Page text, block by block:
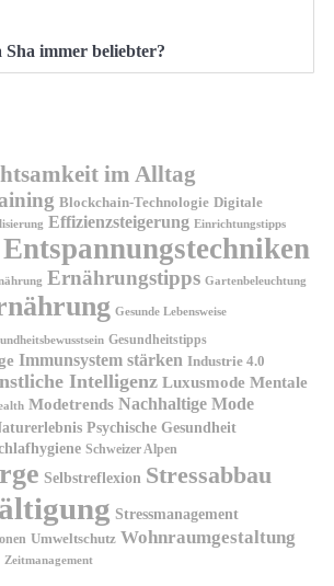
immer beliebter?
im Alltag
Blockchain-Technologie Digitale
Effizienzsteigerung Einrichtungstipps
Entspannungstechniken
Ernährungstipps Gartenbeleuchtung
Gesunde Lebensweise
Gesundheitstipps
Immunsystem stärken Industrie 4.0
Intelligenz Luxusmode Mentale
Modetrends Nachhaltige Mode
Psychische Gesundheit
Schweizer Alpen
Selbstreflexion Stressabbau
Stressmanagement
Umweltschutz Wohnraumgestaltung
Zeitmanagement